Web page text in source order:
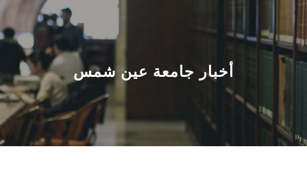
عن الجامعة
القطاعـات
الشئون الأكاديمية
البحث العلمي
أخبار جامعة عين شمس